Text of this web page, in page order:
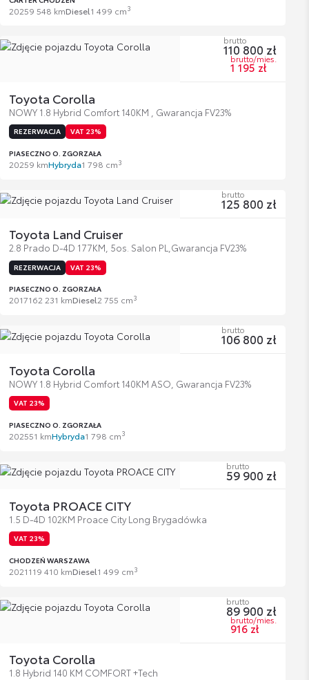
20259 548 kmDiesel1 499 cm3
Toyota Corolla
NOWY 1.8 Hybrid Comfort 140KM , Gwarancja FV23%
REZERWACJA VAT 23%
PIASECZNO O. ZGORZAŁA
20259 kmHybryda1 798 cm3
brutto
110 800 zł
brutto/mies.
1 195 zł
Toyota Land Cruiser
2.8 Prado D-4D 177KM, 5os. Salon PL,Gwarancja FV23%
REZERWACJA VAT 23%
PIASECZNO O. ZGORZAŁA
2017162 231 kmDiesel2 755 cm3
brutto
125 800 zł
Toyota Corolla
NOWY 1.8 Hybrid Comfort 140KM ASO, Gwarancja FV23%
VAT 23%
PIASECZNO O. ZGORZAŁA
202551 kmHybryda1 798 cm3
brutto
106 800 zł
Toyota PROACE CITY
1.5 D-4D 102KM Proace City Long Brygadówka
VAT 23%
CHODZEŃ WARSZAWA
2021119 410 kmDiesel1 499 cm3
brutto
59 900 zł
Toyota Corolla
1.8 Hybrid 140 KM COMFORT +Tech
brutto
89 900 zł
brutto/mies.
916 zł